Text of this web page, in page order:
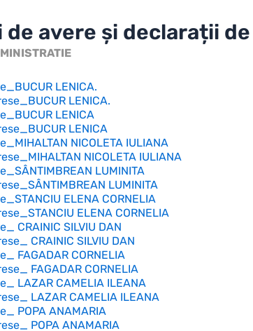
de avere și declarații
LENICA.
LENICA.
LENICA
LENICA
NICOLETA IULIANA
NICOLETA IULIANA
LUMINITA
LUMINITA
ELENA CORNELIA
ELENA CORNELIA
CRAINIC SILVIU DAN
CRAINIC SILVIU DAN
FAGADAR CORNELIA
FAGADAR CORNELIA
LAZAR CAMELIA ILEANA
LAZAR CAMELIA ILEANA
POPA ANAMARIA
POPA ANAMARIA